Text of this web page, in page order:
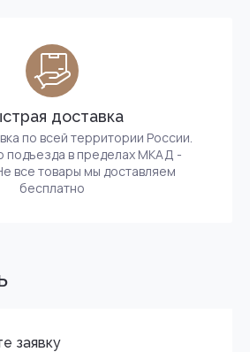
доставка
по всей территории России.
подъезда в пределах МКАД -
все товары мы доставляем
бесплатно
заявку